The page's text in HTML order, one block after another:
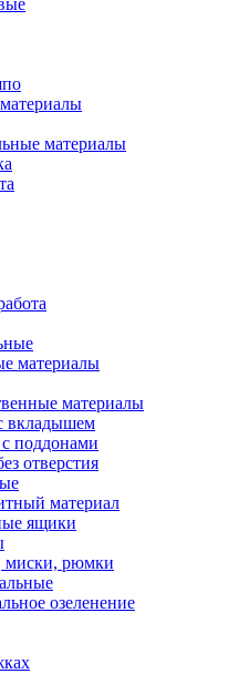
материалы
материалы
материалы
вкладышем
поддонами
отверстия
материал
ящики
миски, рюмки
озеленение